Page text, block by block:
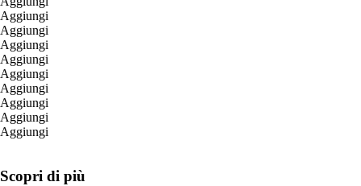
Aggiungi
Aggiungi
Aggiungi
Aggiungi
Aggiungi
Aggiungi
Aggiungi
Aggiungi
Aggiungi
Scopri di più